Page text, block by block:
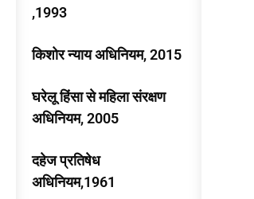
,1993
किशोर न्याय अधिनियम, 2015
घरेलू हिंसा से महिला संरक्षण
अधिनियम, 2005
दहेज प्रतिषेध
अधिनियम,1961